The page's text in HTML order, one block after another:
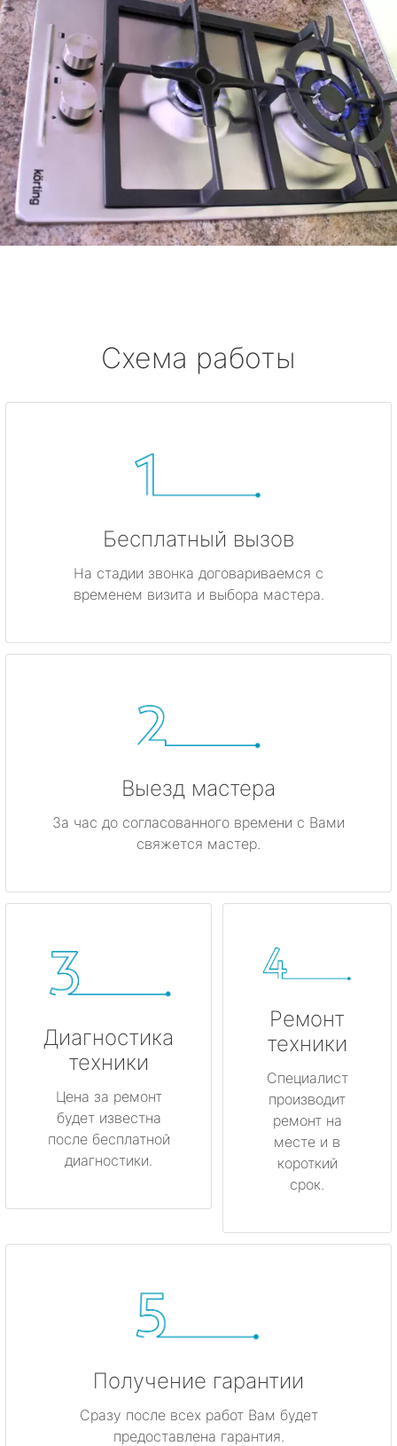
Схема работы
Бесплатный вызов
На стадии звонка договариваемся с
временем визита и выбора мастера.
Выезд мастера
За час до согласованного времени с Вами
свяжется мастер.
Диагностика
техники
Цена за ремонт
будет известна
после бесплатной
диагностики.
Ремонт
техники
Специалист
производит
ремонт на
месте и в
короткий
срок.
Получение гарантии
Сразу после всех работ Вам будет
предоставлена гарантия.